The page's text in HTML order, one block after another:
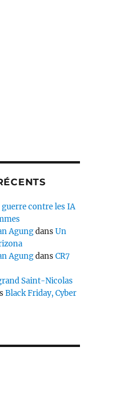
guerre contre les IA
AgungdansUn
AgungdansCR7
Saint-Nicolas
Black Friday, Cyber